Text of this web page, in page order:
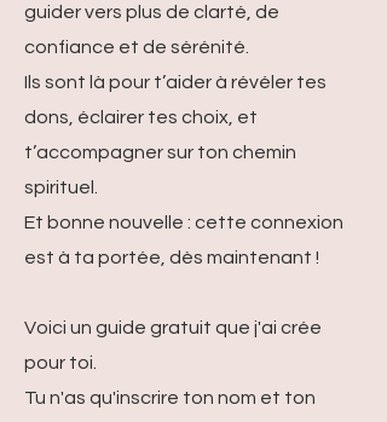
guider vers plus de clarté, de
confiance et de sérénité.
Ils sont là pour t’aider à révéler tes
dons, éclairer tes choix, et
t’accompagner sur ton chemin
spirituel.
Et bonne nouvelle : cette connexion
est à ta portée, dès maintenant !
Voici un guide gratuit que j'ai crée
pour toi.
Tu n'as qu'inscrire ton nom et ton